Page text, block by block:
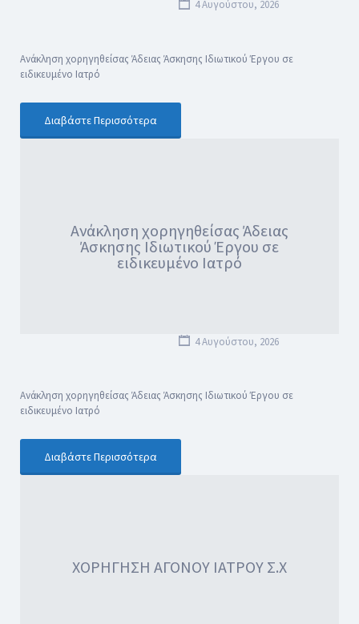
4 Αυγούστου, 2026
Ανάκληση χορηγηθείσας Άδειας Άσκησης Ιδιωτικού Έργου σε
ειδικευμένο Ιατρό
Διαβάστε Περισσότερα
Ανάκληση χορηγηθείσας Άδειας
Άσκησης Ιδιωτικού Έργου σε
ειδικευμένο Ιατρό
4 Αυγούστου, 2026
Ανάκληση χορηγηθείσας Άδειας Άσκησης Ιδιωτικού Έργου σε
ειδικευμένο Ιατρό
Διαβάστε Περισσότερα
ΧΟΡΗΓΗΣΗ ΑΓΟΝΟΥ ΙΑΤΡΟΥ Σ.Χ